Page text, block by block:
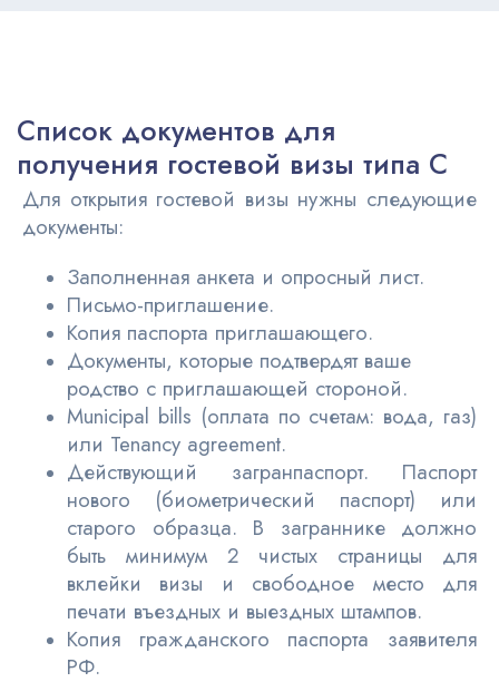
Список документов для
получения гостевой визы типа С
Для открытия гостевой визы нужны следующие
документы:
Заполненная анкета и опросный лист.
Письмо-приглашение.
Копия паспорта приглашающего.
Документы, которые подтвердят ваше
родство с приглашающей стороной.
Municipal bills (оплата по счетам: вода, газ)
или Tenancy agreement.
Действующий загранпаспорт. Паспорт
нового (биометрический паспорт) или
старого образца. В заграннике должно
быть минимум 2 чистых страницы для
вклейки визы и свободное место для
печати въездных и выездных штампов.
Копия гражданского паспорта заявителя
РФ.